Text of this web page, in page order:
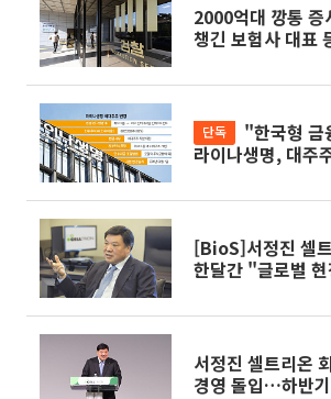
2000억대 깡통
챙긴 보험사 대표
단독
라이나생명, 대주
[BioS]서정진 셀
한달간 "글로벌
서정진 셀트리온
경영 돌입…하반